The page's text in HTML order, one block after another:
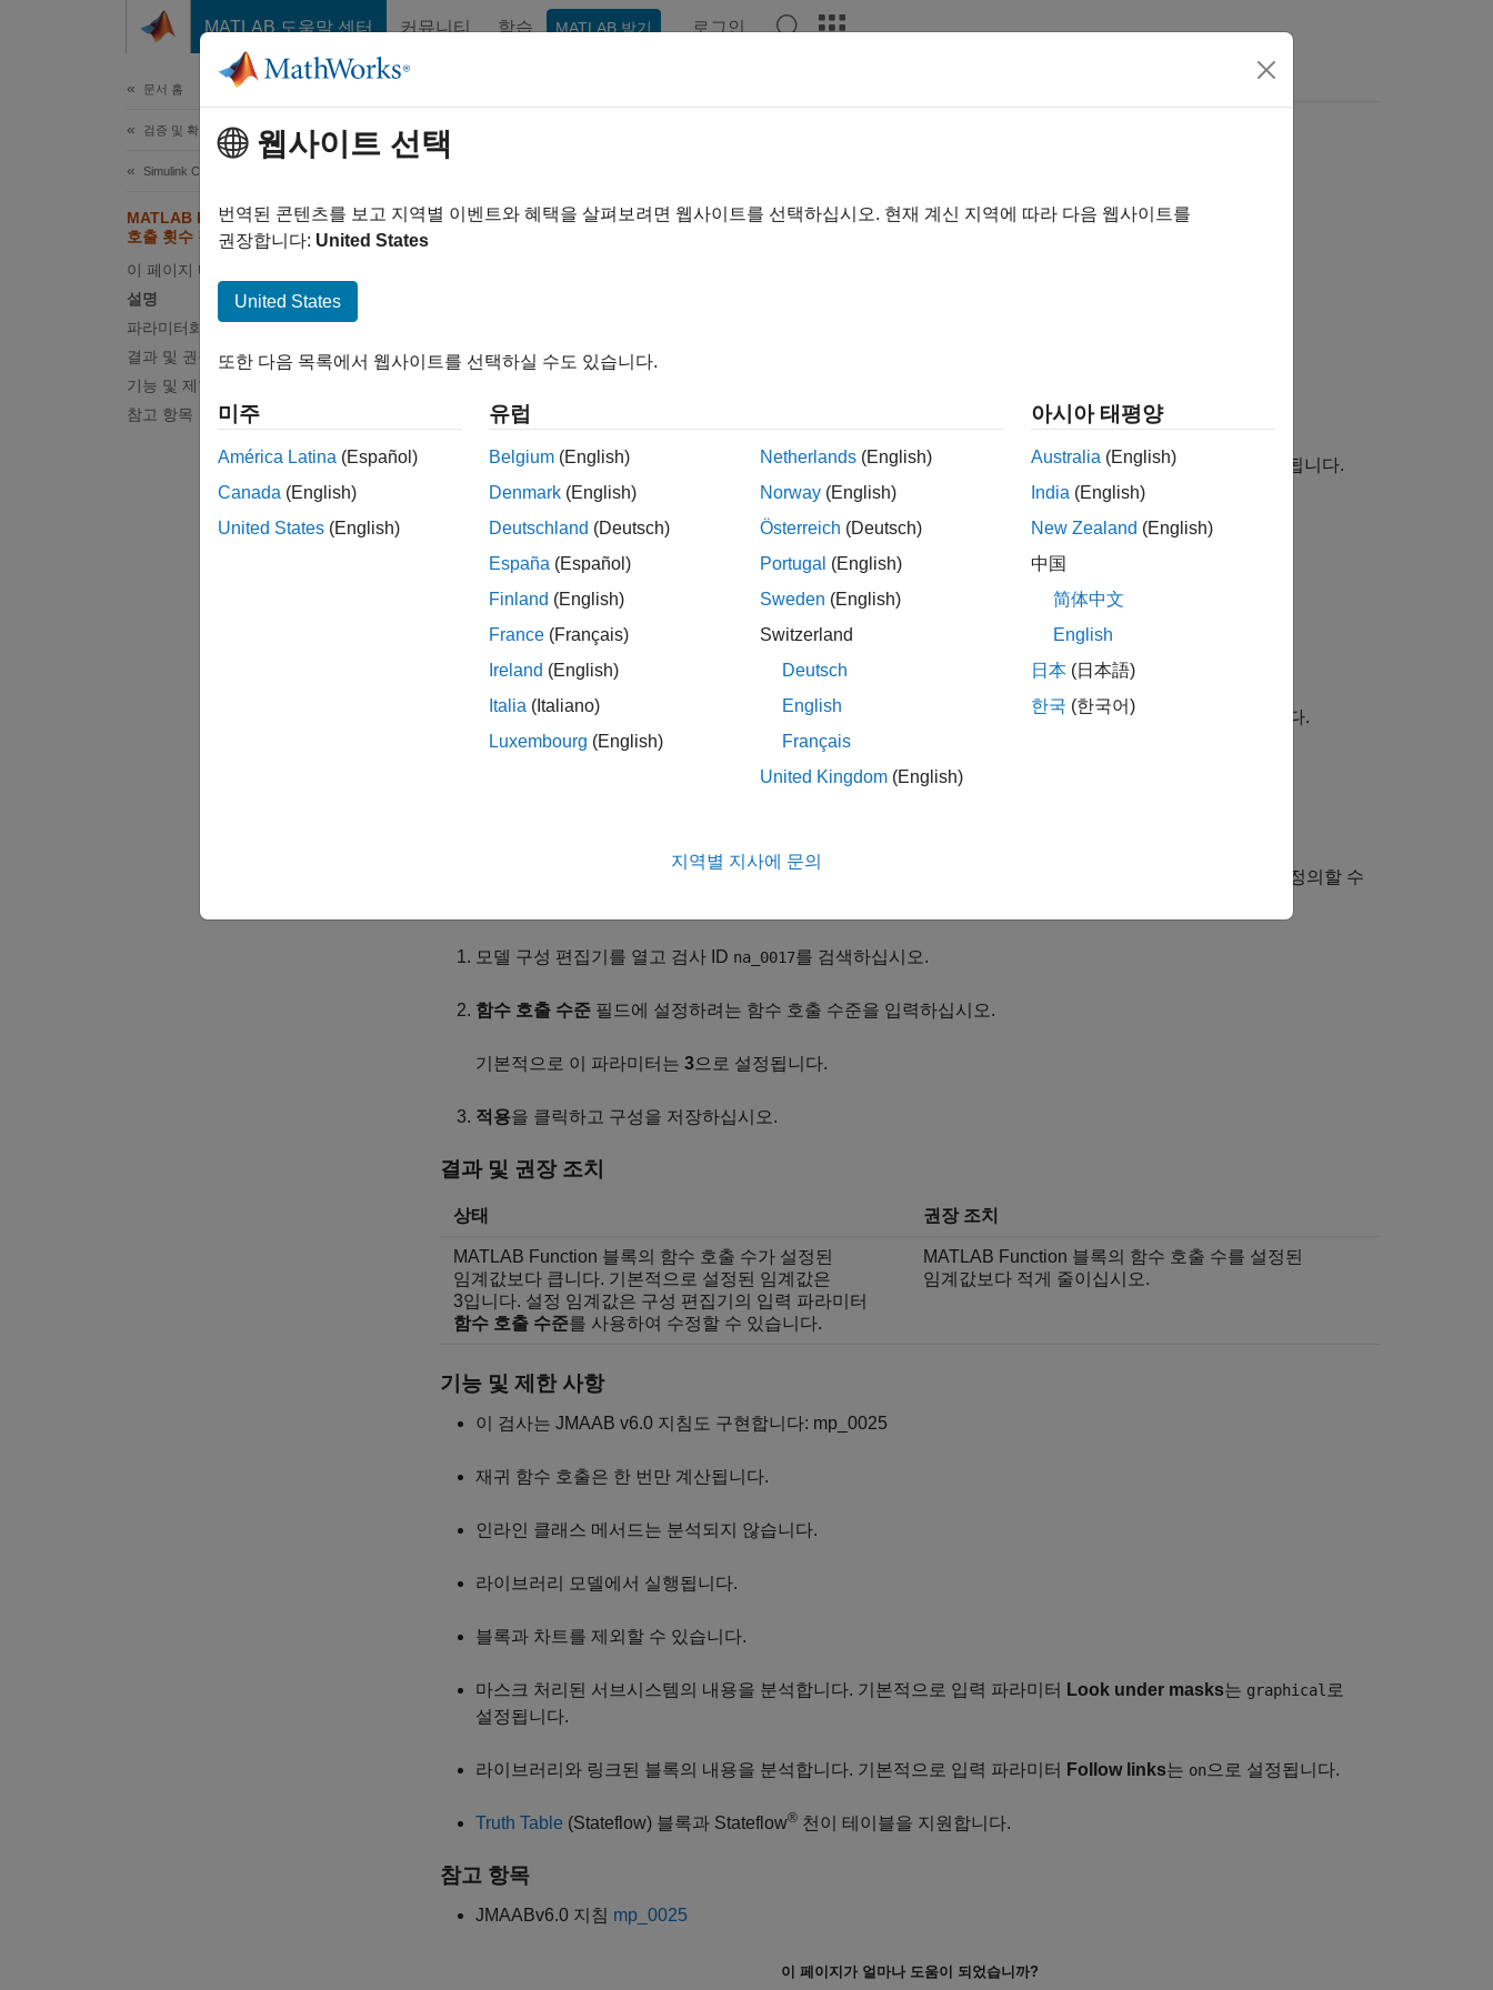
MATLAB 도움말 센터 커뮤니티 학습 MATLAB 받기 로그인
문서 홈
검증 및 확인(V&V), 테스트
Simulink Check
MATLAB Function 블록에서 함수
호출 횟수 검사
이 페이지 내용
설명
파라미터화 검사
결과 및 권장 조치
기능 및 제한 사항
참고 항목
MATLAB Function 블록에서 함수 호출 횟수 검사
검사 ID:mathworks.maab.na_0017
JMAAB v6.0함수 호출 방법
설명
MATLAB®함수 블록의 함수 호출 수가 설정된 임계값보다 작은지 검사합니다. 기본적으로 제한은 3으로 설정됩니다.
이 검사를 사용하려면 Simulink Check™라이선스가 필요합니다.
파라미터화 검사
이 모델 어드바이저 검사는 JMAAB 모델링 지침에는 적용되지 않습니다.
이 검사에는 하위 검사가 포함되지 않습니다.
참고로 NA-MAAB 및 JMAAB 모델링 표준 기관에서 사용하도록 권장하는 MAB 지침 하위 ID는 다음과 같습니다.
에서 입력 파라미터
을 사용하여 함수 호출 수준 임계값을 사용자 정의할 수
모델 구성 편집기를 열고 검사 ID na_0017를 검색하십시오.
함수 호출 수준 필드에 설정하려는 함수 호출 수준을 입력하십시오.
기본적으로 이 파라미터는 3으로 설정됩니다.
적용을 클릭하고 구성을 저장하십시오.
결과 및 권장 조치
상태 권장 조치
MATLAB Function 블록의 함수 호출 수가 설정된
임계값보다 큽니다. 기본적으로 설정된 임계값은
3입니다. 설정 임계값은 구성 편집기의 입력 파라미터
함수 호출 수준를 사용하여 수정할 수 있습니다.
MATLAB Function 블록의 함수 호출 수를 설정된
임계값보다 적게 줄이십시오.
기능 및 제한 사항
이 검사는 JMAAB v6.0 지침도 구현합니다: mp_0025
재귀 함수 호출은 한 번만 계산됩니다.
인라인 클래스 메서드는 분석되지 않습니다.
라이브러리 모델에서 실행됩니다.
블록과 차트를 제외할 수 있습니다.
마스크 처리된 서브시스템의 내용을 분석합니다. 기본적으로 입력 파라미터 Look under masks는 graphical 로
설정됩니다.
라이브러리와 링크된 블록의 내용을 분석합니다. 기본적으로 입력 파라미터 Follow links는 on으로 설정됩니다.
Truth Table (Stateflow) 블록과 Stateflow® 천이 테이블을 지원합니다.
참고 항목
JMAABv6.0 지침 mp_0025
이 페이지가 얼마나 도움이 되었습니까?
웹사이트 선택
번역된 콘텐츠를 보고 지역별 이벤트와 혜택을 살펴보려면 웹사이트를 선택하십시오. 현재 계신 지역에 따라 다음 웹사이트를
권장합니다: United States
United States
또한 다음 목록에서 웹사이트를 선택하실 수도 있습니다.
미주
América Latina (Español)
Canada (English)
United States (English)
유럽
Belgium (English)
Denmark (English)
Deutschland (Deutsch)
España (Español)
Finland (English)
France (Français)
Ireland (English)
Italia (Italiano)
Luxembourg (English)
Netherlands (English)
Norway (English)
Österreich (Deutsch)
Portugal (English)
Sweden (English)
Switzerland
Deutsch
English
Français
United Kingdom (English)
아시아 태평양
Australia (English)
India (English)
New Zealand (English)
中国
简体中文
English
日本 (日本語)
한국 (한국어)
지역별 지사에 문의